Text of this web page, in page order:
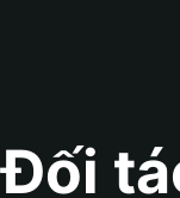
Đối